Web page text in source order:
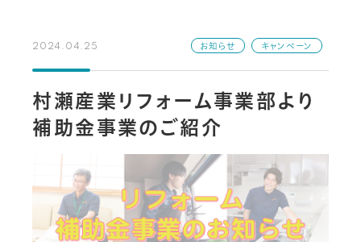
2024.04.25 お知らせ キャンペーン
村瀬産業リフォーム事業部より
補助金事業のご紹介